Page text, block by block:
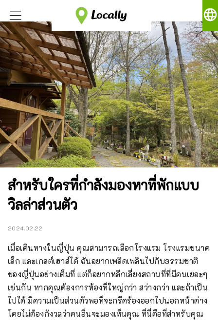
language
สำหรับใครที่กำลังมองหาที่พักแบบ
วิลล่าส่วนตัว
2024.02.22
เมื่อเดินทางในญี่ปุ่น คุณสามารถเลือกโรงแรม โรงแรมขนาด
เล็ก และเกสต์เฮาส์ได้ ฉันอยากเพลิดเพลินไปกับธรรมชาติ
ของญี่ปุ่นอย่างเต็มที่ แต่ก็อยากหลีกเลี่ยงสถานที่ที่มีคนเยอะๆ
เช่นกัน หากคุณต้องการห้องที่ใหญ่กว่า สว่างกว่า และถ้าเป็น
ไปได้ มีความเป็นส่วนตัวพอที่จะกรีดร้องออกไปนอกหน้าต่าง
โดยไม่ต้องกังวลว่าคนอื่นจะมองเห็นคุณ ที่นี่คือที่สำหรับคุณ